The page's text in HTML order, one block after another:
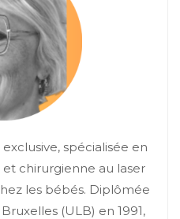
spécialisée en
chirurgienne au laser
les bébés. Diplômée
(ULB) en 1991,